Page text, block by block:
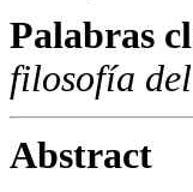
Palabras
filosofía
Abstract